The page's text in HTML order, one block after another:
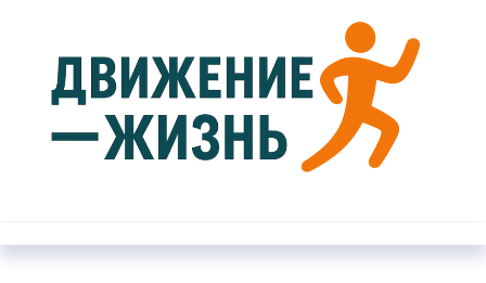
содержимому